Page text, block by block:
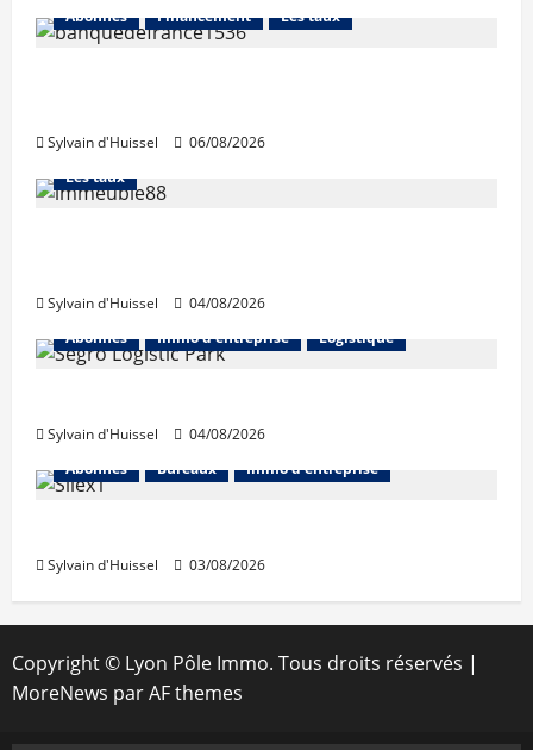
Abonnés Financement Les taux
Sylvain d'Huissel 06/08/2026
Abonnés Financement
Les taux
Sylvain d'Huissel
04/08/2026
Abonnés
Immo d'entreprise Logistique
Sylvain d'Huissel
04/08/2026
Abonnés
Bureaux Immo d'entreprise
Sylvain d'Huissel 03/08/2026
Copyright © Lyon Pôle Immo. Tous droits réservés |
MoreNews par AF themes